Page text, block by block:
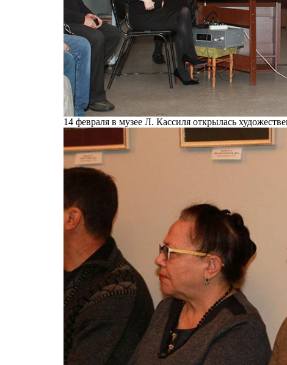
14 февраля в музее Л. Кассиля открылась